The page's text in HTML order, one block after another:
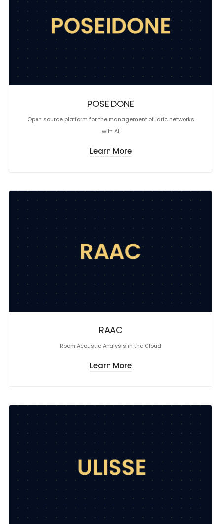
POSEIDONE
Open source platform for the management of idric networks
with AI
Learn More
RAAC
Room Acoustic Analysis in the Cloud
Learn More